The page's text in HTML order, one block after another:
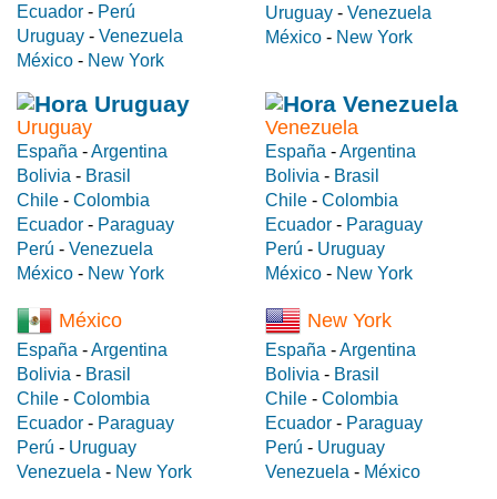
Ecuador - Perú
Uruguay - Venezuela
México - New York
Uruguay - Venezuela
México - New York
Uruguay
España -Argentina
Bolivia - Brasil
Chile - Colombia
Ecuador - Paraguay
Perú - Venezuela
México - New York
Venezuela
España -Argentina
Bolivia - Brasil
Chile - Colombia
Ecuador - Paraguay
Perú - Uruguay
México - New York
México
España -Argentina
Bolivia - Brasil
Chile - Colombia
Ecuador - Paraguay
Perú - Uruguay
Venezuela - New York
New York
España -Argentina
Bolivia - Brasil
Chile - Colombia
Ecuador - Paraguay
Perú - Uruguay
Venezuela - México